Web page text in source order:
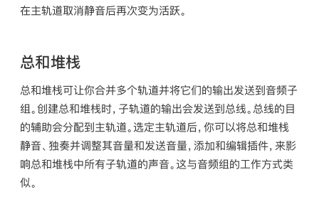
在主轨道取消静音后再次变为活跃。
总和堆栈
总和堆栈可让你合并多个轨道并将它们的输出发送到音频子
组。创建总和堆栈时，子轨道的输出会发送到总线。总线的目
的辅助会分配到主轨道。选定主轨道后，你可以将总和堆栈
静音、独奏并调整其音量和发送音量，添加和编辑插件，来影
响总和堆栈中所有子轨道的声音。这与音频组的工作方式类
似。